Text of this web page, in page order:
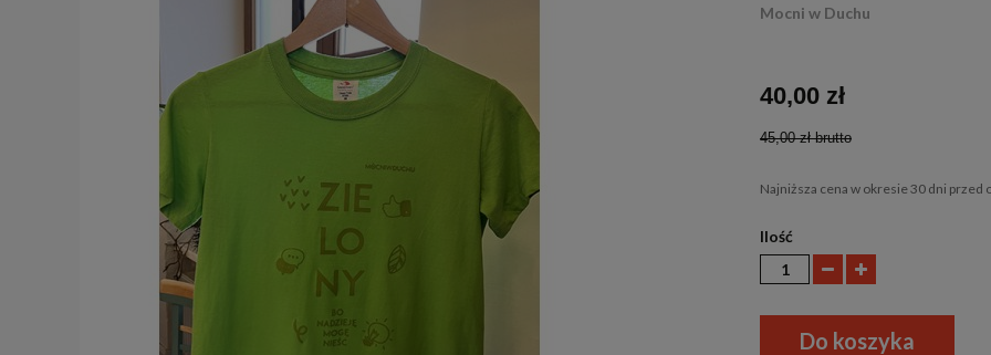
Mocni w Duchu
40,00 zł
45,00 złbrutto
Najniższa cena w okresie 30 dni przed
Ilość
Do koszyka